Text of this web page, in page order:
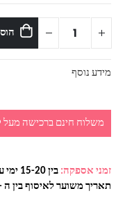
מידע נוסף
משלוח חינם ברכישה מעל 199.99ש'ח
זמני אספקה: בין 15-20 ימי עסקים
תאריך משוער לאיסוף בין ה - 31 אוגוסט ל - 10